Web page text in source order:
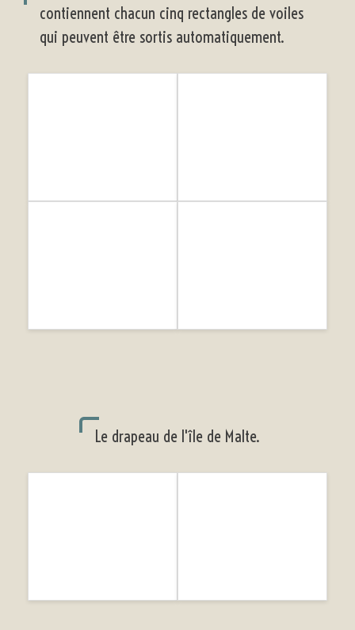
contiennent chacun cinq rectangles de voiles
qui peuvent être sortis automatiquement.
Le drapeau de l'île de Malte.